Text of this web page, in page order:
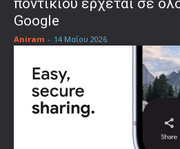
Google
Aniram - 14 Μαΐου 2026